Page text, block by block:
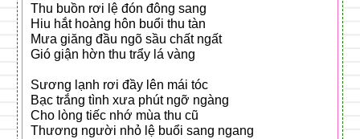
Thu buồn rơi lệ đón đông sang
Hiu hắt hoàng hôn buổi thu tàn
Mưa giăng đầu ngõ sầu chất ngất
Gió giận hờn thu trẩy lá vàng
Sương lạnh rơi đầy lên mái tóc
Bạc trắng tình xưa phút ngỡ ngàng
Cho lòng tiếc nhớ mùa thu cũ
Thương người nhỏ lệ buổi sang ngang